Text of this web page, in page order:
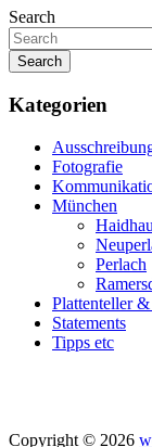
Search
Search
Kategorien
Fotografie
München
Perlach
Plattenteller
Statements
Tipps etc
Copyright © 2026